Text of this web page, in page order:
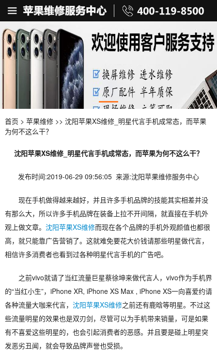
首页 > 苹果维修 >> 沈阳苹果XS维修_明星代言手机成常态，而苹果
为何不这么干？
沈阳苹果XS维修_明星代言手机成常态，而苹果为何不这么干？
发布时间:2019-06-29 09:56:05 来源:沈阳苹果维修服务中心
现在手机做得越来越好，并且许多手机品牌的技能其实相差并没
有那么大，所以许多手机品牌在装备上拉不开间隔，就直接在手机外
观上做文章。 沈阳苹果XS维修而现在各个品牌的手机外观颜值也都很
高，就只能靠广告营销了。这就难免要花大价钱请那些明星做代言，
相信许多消费者也看到过各种明星代言手机的广告吧。
之前vivo就请了当红流量巨星蔡徐坤来做代言人，vivo作为手机界
的“当红小生”，iPhone XR, iPhone XS Max , iPhone XS一向喜爱约请
各种流量大咖来代言， 沈阳苹果XS维修之前还有鹿晗等明星。不过这
些流量明星的效果也是双刃剑，尽管可以为手机带来销量，可是如果
有不喜爱这些明星的，也会引起消费者的恶感。并且要是碰上明星突
发恶劣丑闻，就会导致品牌声誉也受损。